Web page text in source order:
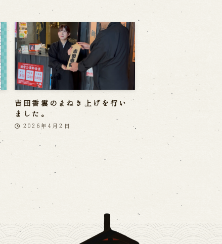
吉田香雲のまねき上げを行い
ました。
2026年4月2日